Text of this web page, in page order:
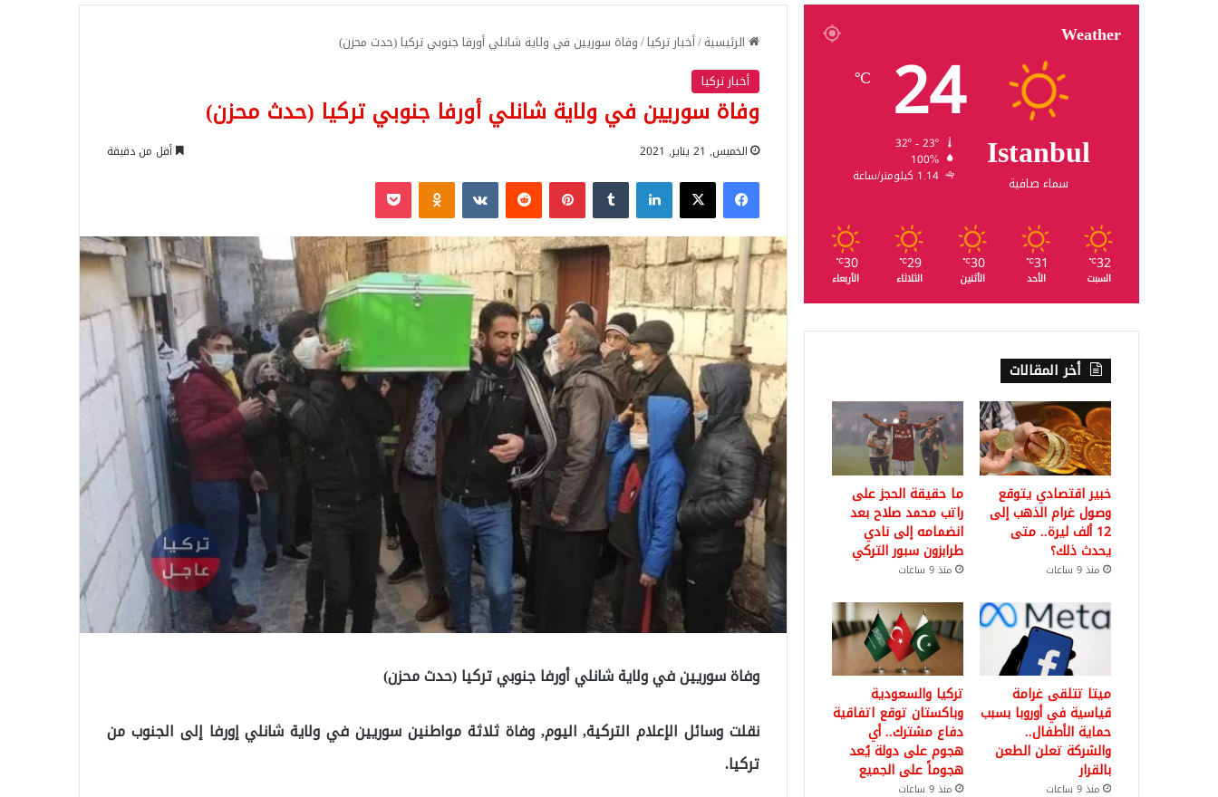
الرئيسية/أخبار تركيا/وفاة سوريين في ولاية شانلي أورفا جنوبي تركيا (حدث محزن)
أخبار تركيا
وفاة سوريين في ولاية شانلي أورفا جنوبي تركيا (حدث محزن)
الخميس, 21 يناير, 2021 أقل من دقيقة
فيسبوك‫X لينكدإن بينتيريست Odnoklassniki
‫Pocket
وفاة سوريين في ولاية شانلي أورفا جنوبي تركيا (حدث محزن)
نقلت وسائل الإعلام التركية, اليوم, وفاة ثلاثة مواطنين سوريين في ولاية شانلي إورفا إلى الجنوب من
تركيا.
Weather
Istanbul
سماء صافية
24
℃
100%
1.14 كيلومتر/ساعة
32
℃
السبت
31
℃
الأحد
30
℃
الأثنين
29
℃
الثلاثاء
30
℃
الأربعاء
أخر المقالات
خبير اقتصادي يتوقع
وصول غرام الذهب إلى
12 ألف ليرة.. متى
يحدث ذلك؟
منذ 9 ساعات
ما حقيقة الحجز على
راتب محمد صلاح بعد
انضمامه إلى نادي
طرابزون سبور التركي
منذ 9 ساعات
ميتا تتلقى غرامة
قياسية في أوروبا بسبب
حماية الأطفال..
والشركة تعلن الطعن
بالقرار
منذ 9 ساعات
تركيا والسعودية
وباكستان توقع اتفاقية
دفاع مشترك.. أي
هجوم على دولة يُعد
هجوماً على الجميع
منذ 9 ساعات